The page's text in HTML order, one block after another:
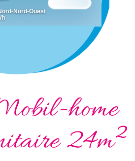
home
24m²